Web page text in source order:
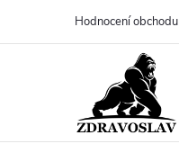
Hodnocení obchodu